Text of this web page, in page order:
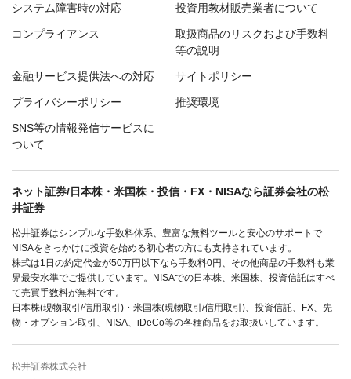
システム障害時の対応 投資用教材販売業者について
コンプライアンス
取扱商品のリスクおよび手数料
等の説明
金融サービス提供法への対応 サイトポリシー
プライバシーポリシー 推奨環境
SNS等の情報発信サービスに
ついて
ネット証券/日本株・米国株・投信・FX・NISAなら証券会社の松
井証券
松井証券はシンプルな手数料体系、豊富な無料ツールと安心のサポートで
NISAをきっかけに投資を始める初心者の方にも支持されています。
株式は1日の約定代金が50万円以下なら手数料0円、その他商品の手数料も業
界最安水準でご提供しています。NISAでの日本株、米国株、投資信託はすべ
て売買手数料が無料です。
日本株(現物取引/信用取引)・米国株(現物取引/信用取引)、投資信託、FX、先
物・オプション取引、NISA、iDeCo等の各種商品をお取扱いしています。
松井証券株式会社